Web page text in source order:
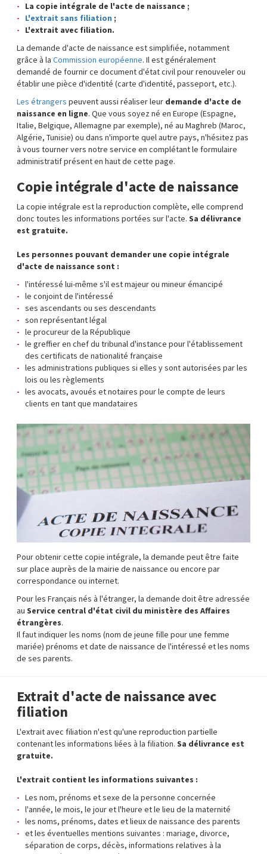
La copie intégrale de l'acte de naissance ;
L'extrait sans filiation ;
L'extrait avec filiation.
La demande d'acte de naissance est simplifiée, notamment
grâce à la Commission européenne. Il est généralement
demandé de fournir ce document d'état civil pour renouveler ou
établir une pièce d'identité (carte d'identité, passeport, etc.).
Les étrangers peuvent aussi réaliser leur demande d'acte de
naissance en ligne. Que vous soyez né en Europe (Espagne,
Italie, Belgique, Allemagne par exemple), né au Maghreb (Maroc,
Algérie, Tunisie) ou dans n'importe quel autre pays, n'hésitez pas
à vous tourner vers notre service en complétant le formulaire
administratif présent en haut de cette page.
Copie intégrale d'acte de naissance
La copie intégrale est la reproduction complète, elle comprend
donc toutes les informations portées sur l'acte. Sa délivrance
est gratuite.
Les personnes pouvant demander une copie intégrale
d'acte de naissance sont :
l'intéressé lui-même s'il est majeur ou mineur émancipé
le conjoint de l'intéressé
ses ascendants ou ses descendants
son représentant légal
le procureur de la République
le greffier en chef du tribunal d'instance pour l'établissement
des certificats de nationalité française
les administrations publiques si elles y sont autorisées par les
lois ou les règlements
les avocats, avoués et notaires pour le compte de leurs
clients en tant que mandataires
Pour obtenir cette copie intégrale, la demande peut être faite
sur place auprès de la mairie de naissance ou encore par
correspondance ou internet.
Pour les Français nés à l'étranger, la demande doit être adressée
au Service central d'état civil du ministère des Affaires
étrangères.
Il faut indiquer les noms (nom de jeune fille pour une femme
mariée) prénoms et date de naissance de l'intéressé et les noms
de ses parents.
Extrait d'acte de naissance avec
filiation
L'extrait avec filiation n'est qu'une reproduction partielle
contenant les informations liées à la filiation. Sa délivrance est
gratuite.
L'extrait contient les informations suivantes :
Les nom, prénoms et sexe de la personne concernée
l'année, le mois, le jour et l'heure et le lieu de la maternité
les noms, prénoms, dates et lieux de naissance des parents
et les éventuelles mentions suivantes : mariage, divorce,
séparation de corps, décès, informations relatives à la